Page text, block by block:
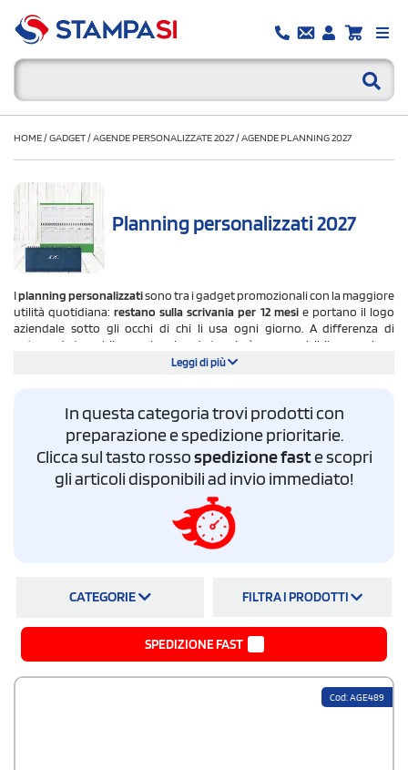
HOME/GADGET/AGENDE PERSONALIZZATE 2027/AGENDE PLANNING 2027
Planning personalizzati 2027
Iplanning personalizzatisono tra i gadget promozionali con la maggiore
utilità quotidiana:restano sulla scrivania per 12 mesi e portano il logo
aziendale sotto gli occhi di chi li usa ogni giorno. A differenza di
un'agenda tascabile, un planning da tavolo è sempre visibile, non viene
riposto in una borsa o in un cassetto.
planning settimanali da tavolo in formati differenti, compatti (30x14 cm)
e grandi (43x31 cm), planning multicolor con testata in cartoncino bianco,
planner con post-it e penna inclusi, set da scrivania completi con righello
e blocco note. I prezzi partono da 2,04 euro per 100 pezzi. Tutti gli ordini
includono bozza grafica e spedizione gratuita in tutta Italia.
Leggi di più
In questa categoria trovi prodotti con
preparazione e spedizione prioritarie.
Clicca sul tasto rossospedizione faste scopri
gli articoli disponibili ad invio immediato!
CATEGORIE FILTRA I PRODOTTI
SPEDIZIONE FAST
Cod: AGE489